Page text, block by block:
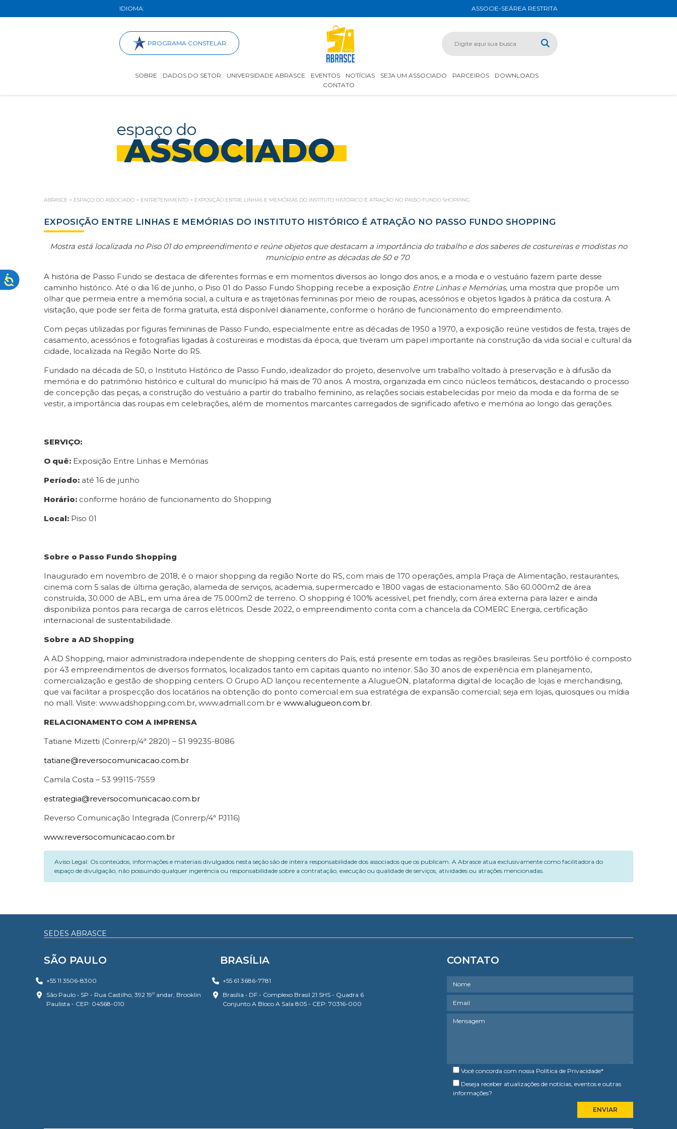
IDIOMA: ASSOCIE-SEÁREA RESTRITA
PROGRAMA CONSTELAR
SOBRE DADOS DO SETOR UNIVERSIDADE ABRASCE EVENTOS NOTÍCIAS SEJA UM ASSOCIADO PARCEIROS
DOWNLOADS
CONTATO
espaço do
ASSOCIADO
ABRASCE > ESPAÇO DO ASSOCIADO > ENTRETENIMENTO > EXPOSIÇÃO ENTRE LINHAS E MEMÓRIAS DO INSTITUTO HISTÓRICO É ATRAÇÃO NO PASSO FUNDO SHOPPING
EXPOSIÇÃO ENTRE LINHAS E MEMÓRIAS DO INSTITUTO HISTÓRICO É ATRAÇÃO NO PASSO FUNDO SHOPPING
Mostra está localizada no Piso 01 do empreendimento e reúne objetos que destacam a importância do trabalho e dos saberes de costureiras e modistas no
município entre as décadas de 50 e 70
A história de Passo Fundo se destaca de diferentes formas e em momentos diversos ao longo dos anos, e a moda e o vestuário fazem parte desse
caminho histórico. Até o dia 16 de junho, o Piso 01 do Passo Fundo Shopping recebe a exposição Entre Linhas e Memórias, uma mostra que propõe um
olhar que permeia entre a memória social, a cultura e as trajetórias femininas por meio de roupas, acessórios e objetos ligados à prática da costura. A
visitação, que pode ser feita de forma gratuita, está disponível diariamente, conforme o horário de funcionamento do empreendimento.
Com peças utilizadas por figuras femininas de Passo Fundo, especialmente entre as décadas de 1950 a 1970, a exposição reúne vestidos de festa, trajes de
casamento, acessórios e fotografias ligadas à costureiras e modistas da época, que tiveram um papel importante na construção da vida social e cultural da
cidade, localizada na Região Norte do RS.
Fundado na década de 50, o Instituto Histórico de Passo Fundo, idealizador do projeto, desenvolve um trabalho voltado à preservação e à difusão da
memória e do patrimônio histórico e cultural do município há mais de 70 anos. A mostra, organizada em cinco núcleos temáticos, destacando o processo
de concepção das peças, a construção do vestuário a partir do trabalho feminino, as relações sociais estabelecidas por meio da moda e da forma de se
vestir, a importância das roupas em celebrações, além de momentos marcantes carregados de significado afetivo e memória ao longo das gerações.
SERVIÇO:
O quê: Exposição Entre Linhas e Memórias
Período: até 16 de junho
Horário: conforme horário de funcionamento do Shopping
Local: Piso 01
Sobre o Passo Fundo Shopping
Inaugurado em novembro de 2018, é o maior shopping da região Norte do RS, com mais de 170 operações, ampla Praça de Alimentação, restaurantes,
cinema com 5 salas de última geração, alameda de serviços, academia, supermercado e 1800 vagas de estacionamento. São 60.000m2 de área
construída, 30.000 de ABL, em uma área de 75.000m2 de terreno. O shopping é 100% acessível, pet friendly, com área externa para lazer e ainda
disponibiliza pontos para recarga de carros elétricos. Desde 2022, o empreendimento conta com a chancela da COMERC Energia, certificação
internacional de sustentabilidade.
Sobre a AD Shopping
A AD Shopping, maior administradora independente de shopping centers do País, está presente em todas as regiões brasileiras. Seu portfólio é composto
por 43 empreendimentos de diversos formatos, localizados tanto em capitais quanto no interior. São 30 anos de experiência em planejamento,
comercialização e gestão de shopping centers. O Grupo AD lançou recentemente a AlugueON, plataforma digital de locação de lojas e merchandising,
que vai facilitar a prospecção dos locatários na obtenção do ponto comercial em sua estratégia de expansão comercial; seja em lojas, quiosques ou mídia
no mall. Visite: www.adshopping.com.br, www.admall.com.br e www.alugueon.com.br.
RELACIONAMENTO COM A IMPRENSA
Tatiane Mizetti (Conrerp/4ª 2820) – 51 99235-8086
tatiane@reversocomunicacao.com.br
Camila Costa – 53 99115-7559
estrategia@reversocomunicacao.com.br
Reverso Comunicação Integrada (Conrerp/4ª PJ116)
www.reversocomunicacao.com.br
Aviso Legal: Os conteúdos, informações e materiais divulgados nesta seção são de inteira responsabilidade dos associados que os publicam. A Abrasce atua exclusivamente como facilitadora do
espaço de divulgação, não possuindo qualquer ingerência ou responsabilidade sobre a contratação, execução ou qualidade de serviços, atividades ou atrações mencionadas.
SEDES ABRASCE
SÃO PAULO
+55 11 3506-8300
São Paulo • SP - Rua Castilho, 392 19º andar, Brooklin
Paulista - CEP: 04568-010
BRASÍLIA
+55 61 3686-7781
Brasília • DF - Complexo Brasil 21 SHS - Quadra 6
Conjunto A Bloco A Sala 805 - CEP: 70316-000
CONTATO
Você concorda com nossa Política de Privacidade*
Deseja receber atualizações de notícias, eventos e outras
informações?